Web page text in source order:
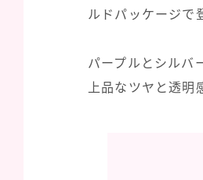
ルドパッケージで
パープルとシルバ
上品なツヤと透